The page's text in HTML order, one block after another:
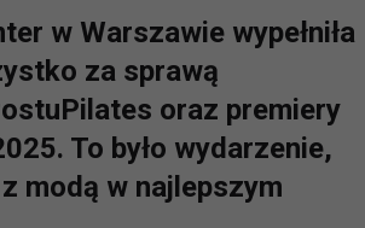
w Warszawie wypełniła
za sprawą
oraz premiery
To było wydarzenie,
modą w najlepszym